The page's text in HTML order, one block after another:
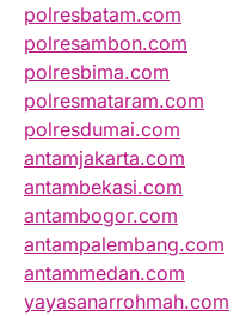
polresbatam.com
polresambon.com
polresbima.com
polresmataram.com
polresdumai.com
antamjakarta.com
antambekasi.com
antambogor.com
antampalembang.com
antammedan.com
yayasanarrohmah.com